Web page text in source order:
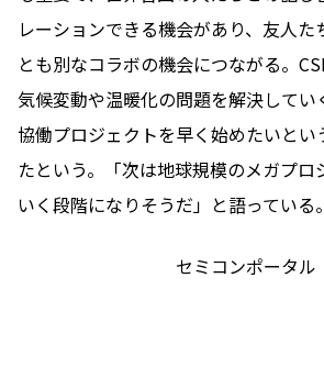
レーションできる機会があり、友人た
とも別なコラボの機会につながる。
気候変動や温暖化の問題を解決してい
協働プロジェクトを早く始めたいとい
たという。「次は地球規模のメガプロ
いく段階になりそうだ」と語っている。
セミコンポータ